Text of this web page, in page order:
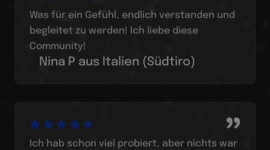
Was für ein Gefühl, endlich verstanden und
begleitet zu werden! Ich liebe diese
Community!
Nina P aus Italien (Südtiro)
Ich hab schon viel probiert, aber nichts war